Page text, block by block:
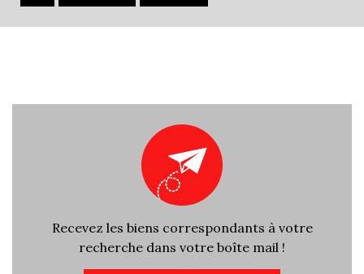
Recevez les biens correspondants à votre
recherche dans votre boîte mail !